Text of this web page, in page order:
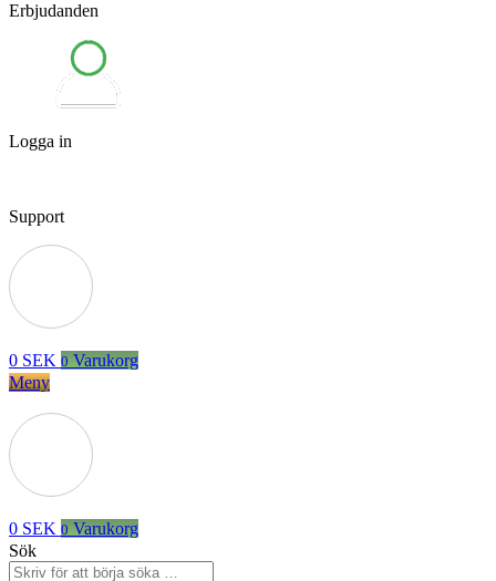
Erbjudanden
Logga in
Support
0 SEK 0 Varukorg
Meny
0 SEK 0 Varukorg
Sök